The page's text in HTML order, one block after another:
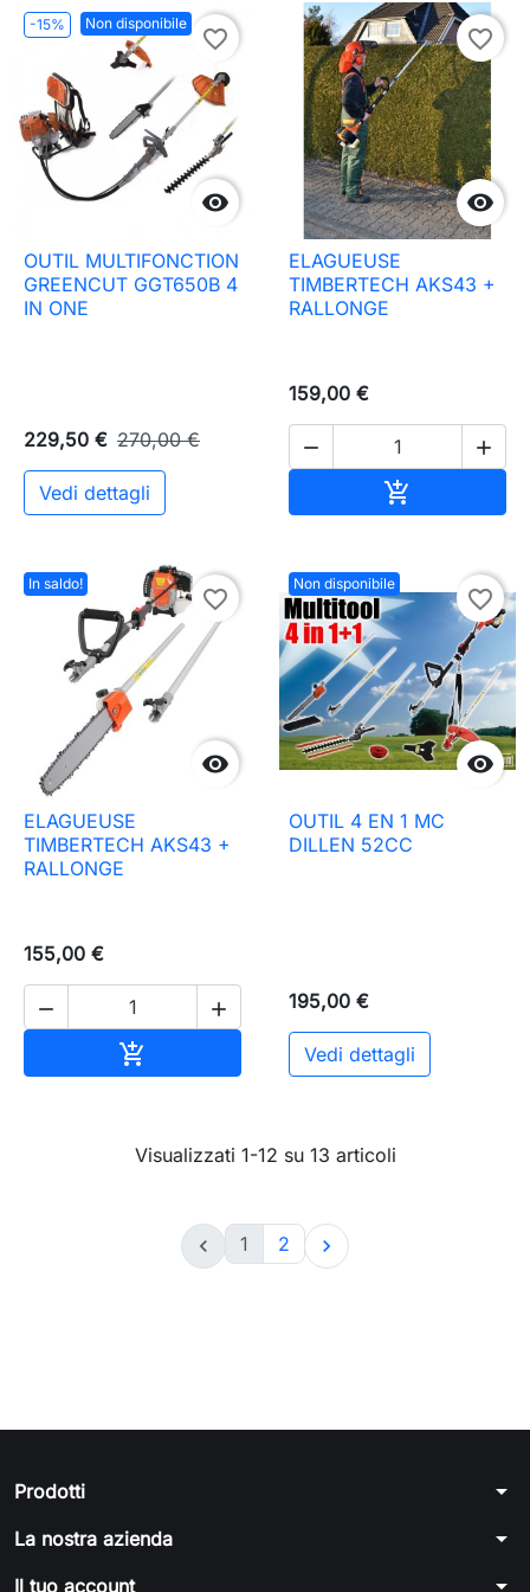
-15% Non disponibile

favorite_border
OUTIL MULTIFONCTION
GREENCUT GGT650B 4
IN ONE
229,50 € 270,00 €
Vedi dettagli

favorite_border
ELAGUEUSE
TIMBERTECH AKS43 +
RALLONGE
159,00 €
 

In saldo!

favorite_border
ELAGUEUSE
TIMBERTECH AKS43 +
RALLONGE
155,00 €
 
 Aggiungi al carrello
Non disponibile

favorite_border
OUTIL 4 EN 1 MC
DILLEN 52CC
195,00 €
Vedi dettagli
Visualizzati 1-12 su 13 articoli
 1 2 
Prodotti arrow_drop_down
La nostra azienda arrow_drop_down
Il tuo account arrow_drop_down